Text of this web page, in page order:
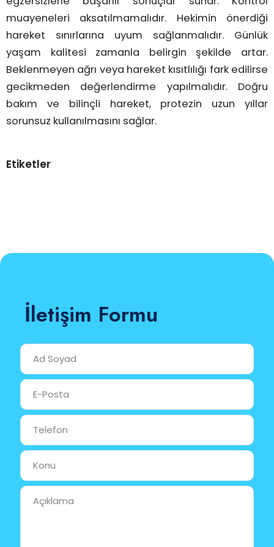
muayeneleri aksatılmamalıdır. Hekimin önerdiği
hareket sınırlarına uyum sağlanmalıdır. Günlük
yaşam kalitesi zamanla belirgin şekilde artar.
Beklenmeyen ağrı veya hareket kısıtlılığı fark edilirse
gecikmeden değerlendirme yapılmalıdır. Doğru
bakım ve bilinçli hareket, protezin uzun yıllar
sorunsuz kullanılmasını sağlar.
Etiketler
İletişim Formu